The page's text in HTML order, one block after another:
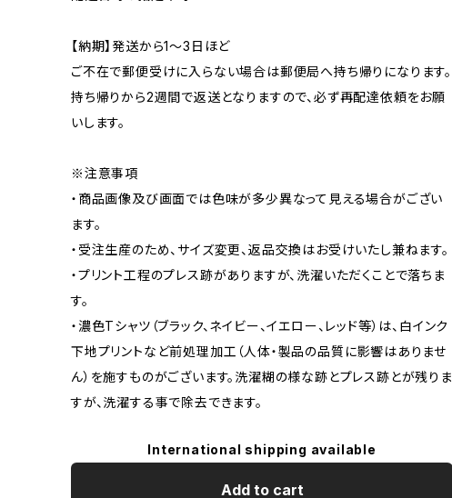
【納期】発送から1〜3日ほど
ご不在で郵便受けに入らない場合は郵便局へ持ち帰りになります。
持ち帰りから2週間で返送となりますので、必ず再配達依頼をお願
いします。
※注意事項
・商品画像及び画面では色味が多少異なって見える場合がござい
ます。
・受注生産のため、サイズ変更、返品交換はお受けいたし兼ねます。
・プリント工程のプレス跡がありますが、洗濯いただくことで落ちま
す。
・濃色Tシャツ（ブラック、ネイビー、イエロー、レッド等）は、白インク
下地プリントなど前処理加工（人体・製品の品質に影響はありませ
ん）を施すものがございます。洗濯糊の様な跡とプレス跡とが残りま
すが、洗濯する事で除去できます。
International shipping available
Add to cart